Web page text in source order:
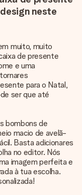
neste
muito, muito
de presente
e uma
para o Natal,
ser que até
bombons de
macio de avelã-
Basta adicionares
no editor. Nós
imagem perfeita e
à tua escolha.